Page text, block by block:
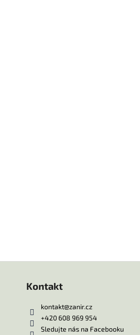
Kontakt
kontakt@zanir.cz
+420 608 969 954
Sledujte nás na Facebooku